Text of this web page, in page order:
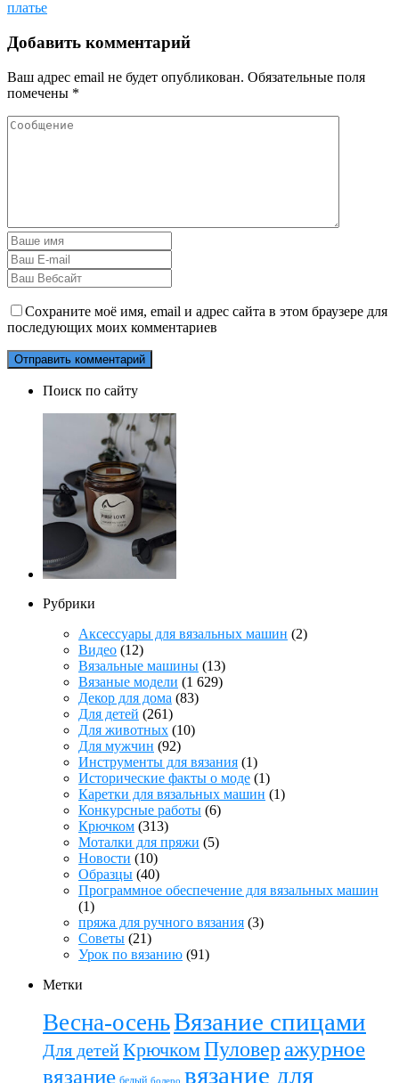
платье
Добавить комментарий
Ваш адрес email не будет опубликован. Обязательные поля
помечены *
Сохраните моё имя, email и адрес сайта в этом браузере для
последующих моих комментариев
Поиск по сайту
Рубрики
Аксессуары для вязальных машин (2)
Видео (12)
Вязальные машины (13)
Вязаные модели (1 629)
Декор для дома (83)
Для детей (261)
Для животных (10)
Для мужчин (92)
Инструменты для вязания (1)
Исторические факты о моде (1)
Каретки для вязальных машин (1)
Конкурсные работы (6)
Крючком (313)
Моталки для пряжи (5)
Новости (10)
Образцы (40)
Программное обеспечение для вязальных машин
(1)
пряжа для ручного вязания (3)
Советы (21)
Урок по вязанию (91)
Метки
Весна-осеньВязание спицами
Для детейКрючкомПуловер ажурное
вязание белый болеро вязание для